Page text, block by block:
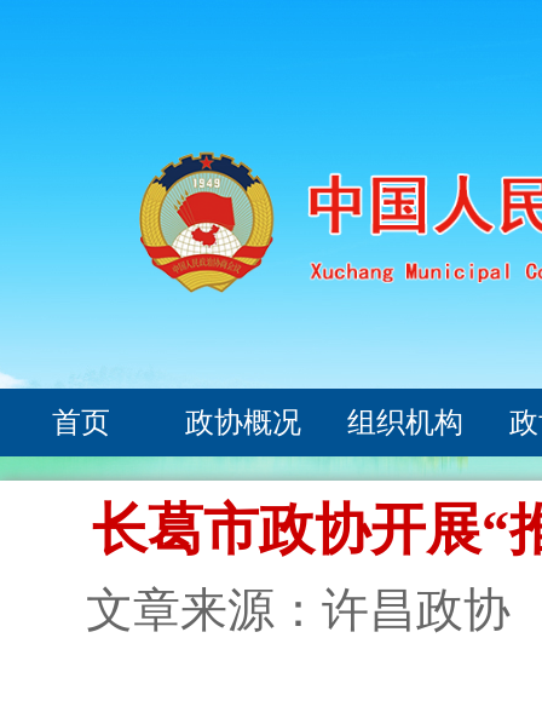
首页 政协概况 组织机构
长葛市政协开展“
文章来源：许昌政